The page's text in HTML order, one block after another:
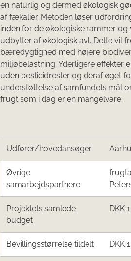
en naturlig og dermed økologisk
af fækalier. Metoden løser
inden for de økologiske rammer
udbytter af økologisk avl. Dette vil
bæredygtighed med højere
miljøbelastning. Yderligere effekter
uden pesticidrester og deraf øget
understøttelse af samfundets mål
frugt som i dag er en mangelvare.
Udfører/hovedansøger
Øvrige
samarbejdspartnere
Projektets samlede
budget
DKK
Bevillingsstørrelse tildelt DKK